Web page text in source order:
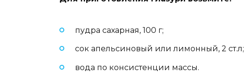
пудра сахарная, 100 г;
сок апельсиновый или лимонный, 2 ст.л;
вода по консистенции массы.